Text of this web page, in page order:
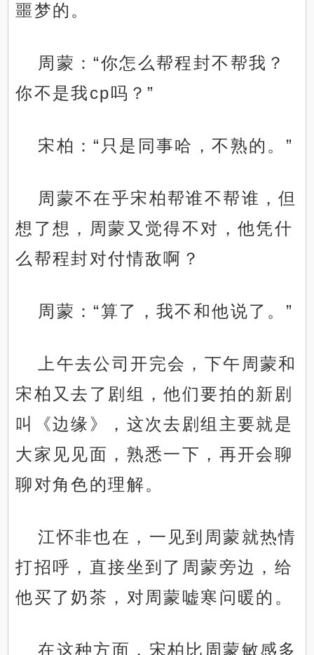
噩梦的。
周蒙：“你怎么帮程封不帮我？
你不是我cp吗？”
宋柏：“只是同事哈，不熟的。”
周蒙不在乎宋柏帮谁不帮谁，但
想了想，周蒙又觉得不对，他凭什
么帮程封对付情敌啊？
周蒙：“算了，我不和他说了。”
上午去公司开完会，下午周蒙和
宋柏又去了剧组，他们要拍的新剧
叫《边缘》，这次去剧组主要就是
大家见见面，熟悉一下，再开会聊
聊对角色的理解。
江怀非也在，一见到周蒙就热情
打招呼，直接坐到了周蒙旁边，给
他买了奶茶，对周蒙嘘寒问暖的。
在这种方面，宋柏比周蒙敏感多